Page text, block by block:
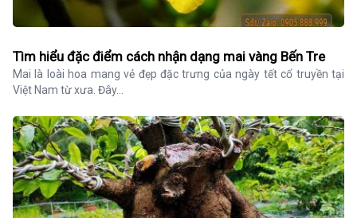
Tìm hiểu đặc điểm cách nhận dạng mai vàng Bến Tre
Mai là loài hoa mang vẻ đẹp đặc trưng của ngày tết cổ truyền tại
Việt Nam từ xưa. Đây...